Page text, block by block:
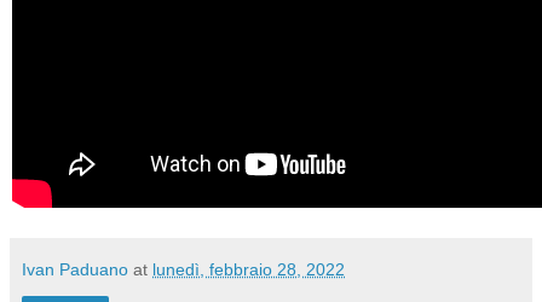
Ivan Paduano at lunedì, febbraio 28, 2022